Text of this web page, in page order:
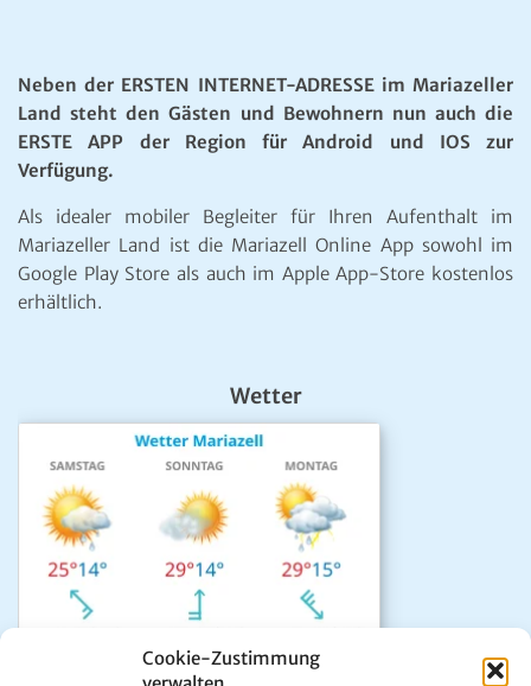
Cookie-Zustimmung
Neben der ERSTEN INTERNET-ADRESSE im Mariazeller
Land steht den Gästen und Bewohnern nun auch die
ERSTE APP der Region für Android und IOS zur
Verfügung.
Als idealer mobiler Begleiter für Ihren Aufenthalt im
Mariazeller Land ist die Mariazell Online App sowohl im
Google Play Store als auch im Apple App-Store kostenlos
erhältlich.
Wetter